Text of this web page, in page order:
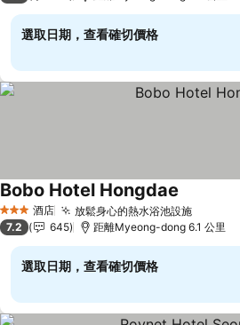
選取日期，查看確切價格
3 星級 酒店 放鬆身心的熱水浴池設施查看價格
Bobo Hotel Hongdae
7.2 645 距離Myeong-dong 6.1 公里
選取日期，查看確切價格